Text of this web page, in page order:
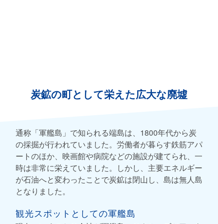
炭鉱の町として栄えた広大な廃墟
通称「軍艦島」で知られる端島は、1800年代から炭
の採掘が行われていました。労働者が暮らす鉄筋アパ
ートのほか、映画館や病院などの施設が建てられ、一
時は非常に栄えていました。しかし、主要エネルギー
が石油へと変わったことで炭鉱は閉山し、島は無人島
となりました。
観光スポットとしての軍艦島